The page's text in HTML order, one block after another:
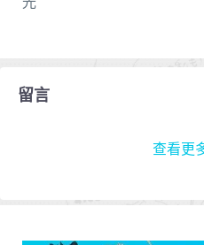
留言
查看更